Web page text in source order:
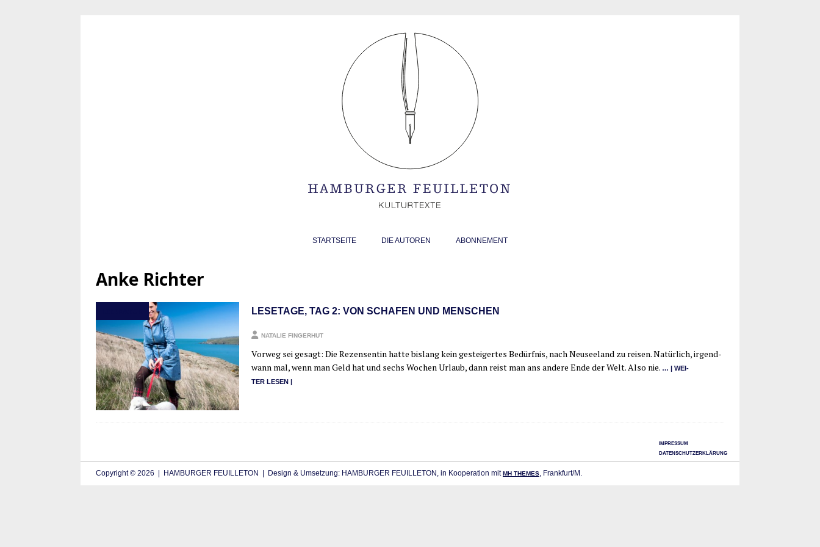
STARTSEITE DIE AUTOREN ABONNEMENT
Anke Richter
LESETAGE, TAG 2: VON SCHAFEN UND MENSCHEN
NATALIE FINGERHUT
Vor­weg sei gesagt: Die Rezen­sen­tin hat­te bis­lang kein gestei­ger­tes Bedürf­nis, nach Neu­see­land zu rei­sen. Natür­lich, irgend­
wann mal, wenn man Geld hat und sechs Wochen Urlaub, dann reist man ans ande­re Ende der Welt. Also nie. … | WEI­
TER LESEN |
IMPRESSUM
DATENSCHUTZERKLÄRUNG
Copyright © 2026 | HAMBURGER FEUILLETON | Design & Umsetzung: HAMBURGER FEUILLETON, in Kooperation mitMH THEMES , Frankfurt/M.